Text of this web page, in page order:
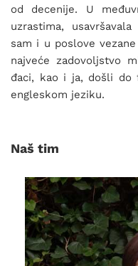
od decenije. U
uzrastima,
sam i u poslove
najveće zadovoljstvo
đaci, kao i ja, došli do
engleskom jeziku.
Naš tim